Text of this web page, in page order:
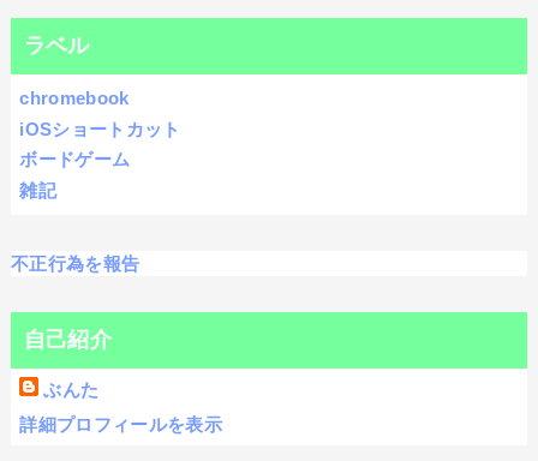
ラベル
chromebook
iOSショートカット
ボードゲーム
雑記
不正行為を報告
自己紹介
ぶんた
詳細プロフィールを表示